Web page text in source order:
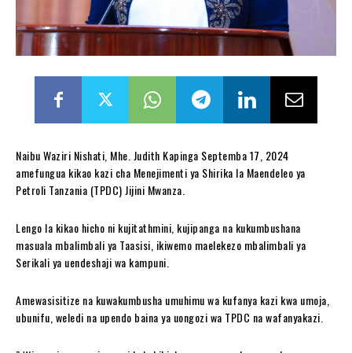
Naibu Waziri Nishati, Mhe. Judith Kapinga Septemba 17, 2024
amefungua kikao kazi cha Menejimenti ya Shirika la Maendeleo ya
Petroli Tanzania (TPDC) Jijini Mwanza.
Lengo la kikao hicho ni kujitathmini, kujipanga na kukumbushana
masuala mbalimbali ya Taasisi, ikiwemo maelekezo mbalimbali ya
Serikali ya uendeshaji wa kampuni.
Amewasisitize na kuwakumbusha umuhimu wa kufanya kazi kwa umoja,
ubunifu, weledi na upendo baina ya uongozi wa TPDC na wafanyakazi.